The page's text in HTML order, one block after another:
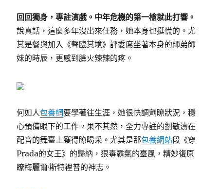
回回獨身，專註演戲。 中年危機的第一槍就此打響。
說真話，這麼多年沒出來任務，她本身也挺慌的。尤
其是餐與加入《聲臨其境》評委席坐著本身的師弟師
妹的時辰，更感到臉火辣辣的疼。
何如人包養網要學著往生涯，她很快調劑瞭狀況，穩
心預備眼下的工作。果不其然，全力專註的劉敏濤在
配音的舞臺上獲得瞭喝采。尤其是那包養網站段《穿
Prada的女王》的歸納，狠毒霸氣的臺風，精妙復原
瞭梅麗爾·斯特裡普的神志。